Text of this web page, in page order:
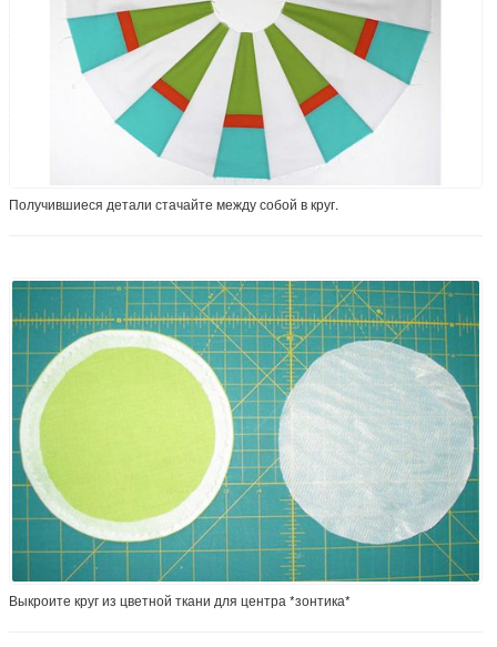
Получившиеся детали стачайте между собой в круг.
Выкроите круг из цветной ткани для центра *зонтика*